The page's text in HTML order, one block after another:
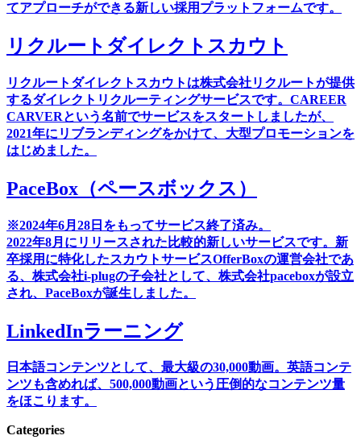
てアプローチができる新しい採⽤プラットフォームです。
リクルートダイレクトスカウト
リクルートダイレクトスカウトは株式会社リクルートが提供
するダイレクトリクルーティングサービスです。CAREER
CARVERという名前でサービスをスタートしましたが、
2021年にリブランディングをかけて、大型プロモーションを
はじめました。
PaceBox（ペースボックス）
※2024年6月28日をもってサービス終了済み。
2022年8月にリリースされた比較的新しいサービスです。新
卒採用に特化したスカウトサービスOfferBoxの運営会社であ
る、株式会社i-plugの子会社として、株式会社paceboxが設立
され、PaceBoxが誕生しました。
LinkedInラーニング
日本語コンテンツとして、最大級の30,000動画。英語コンテ
ンツも含めれば、500,000動画という圧倒的なコンテンツ量
をほこります。
Categories